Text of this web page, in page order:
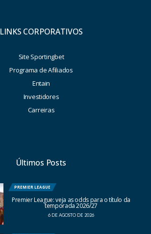
LINKS CORPORATIVOS
Site Sportingbet
Programa de Afiliados
Entain
Investidores
Carreiras
Últimos Posts
PREMIER LEAGUE
Premier League: veja as odds para o título da
temporada 2026/27
6 DE AGOSTO DE 2026